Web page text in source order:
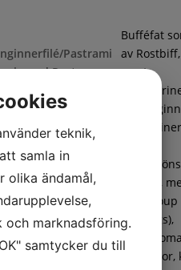
Pastrami
Pasta
(DURUMVETE,
rapsolja, salt,
krydda
Bufféfat
av
samt
frukt/
ananas,
honungs),
vindruvor,
teknik,
samla in
olika ändamål,
marknadsföring.
samtycker du till